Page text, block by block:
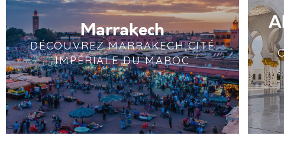
Marrakech
DÉCOUVREZ MARRAKECH,CITÉ
IMPÉRIALE DU MAROC